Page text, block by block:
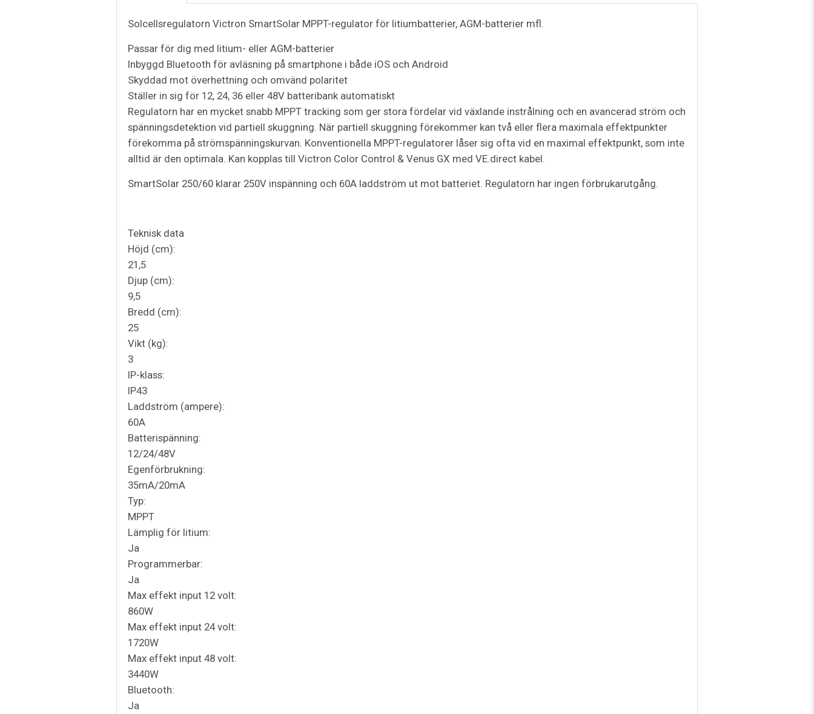
Solcellsregulatorn Victron SmartSolar MPPT-regulator för litiumbatterier, AGM-batterier mfl.
Passar för dig med litium- eller AGM-batterier
Inbyggd Bluetooth för avläsning på smartphone i både iOS och Android
Skyddad mot överhettning och omvänd polaritet
Ställer in sig för 12, 24, 36 eller 48V batteribank automatiskt
Regulatorn har en mycket snabb MPPT tracking som ger stora fördelar vid växlande instrålning och en avancerad ström och
spänningsdetektion vid partiell skuggning. När partiell skuggning förekommer kan två eller flera maximala effektpunkter
förekomma på strömspänningskurvan. Konventionella MPPT-regulatorer låser sig ofta vid en maximal effektpunkt, som inte
alltid är den optimala. Kan kopplas till Victron Color Control & Venus GX med VE.direct kabel.
SmartSolar 250/60 klarar 250V inspänning och 60A laddström ut mot batteriet. Regulatorn har ingen förbrukarutgång.
Teknisk data
Höjd (cm):
21,5
Djup (cm):
9,5
Bredd (cm):
25
Vikt (kg):
3
IP-klass:
IP43
Laddström (ampere):
60A
Batterispänning:
12/24/48V
Egenförbrukning:
35mA/20mA
Typ:
MPPT
Lämplig för litium:
Ja
Programmerbar:
Ja
Max effekt input 12 volt:
860W
Max effekt input 24 volt:
1720W
Max effekt input 48 volt:
3440W
Bluetooth:
Ja